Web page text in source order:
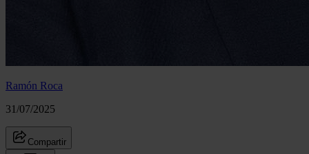
Ramón Roca
31/07/2025
Compartir